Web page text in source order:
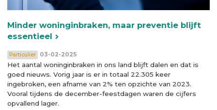
Minder woninginbraken, maar preventie blijft
essentieel
Particulier 03-02-2025
Het aantal woninginbraken in ons land blijft dalen en dat is
goed nieuws. Vorig jaar is er in totaal 22.305 keer
ingebroken, een afname van 2% ten opzichte van 2023.
Vooral tijdens de december-feestdagen waren de cijfers
opvallend lager.